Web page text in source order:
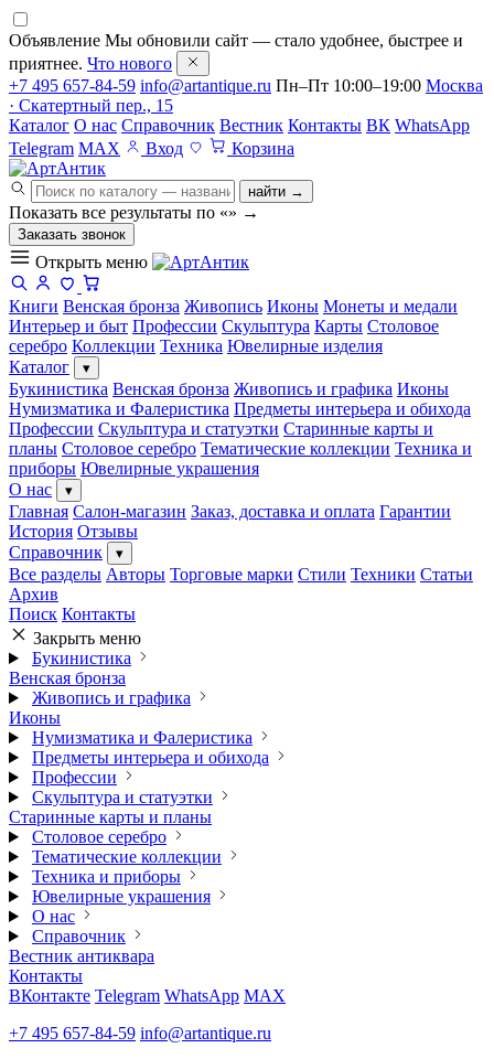
Объявление Мы обновили сайт — стало удобнее, быстрее и
приятнее. Что нового
+7 495 657-84-59 info@artantique.ru Пн–Пт 10:00–19:00 Москва
· Скатертный пер., 15
Каталог О нас Справочник Вестник Контакты ВК WhatsApp
Telegram MAX Вход Корзина
найти →
Показать все результаты по «» →
Заказать звонок
Открыть меню
Книги Венская бронза Живопись Иконы Монеты и медали
Интерьер и быт Профессии Скульптура Карты Столовое
серебро Коллекции Техника Ювелирные изделия
Каталог
▾
Букинистика Венская бронза Живопись и графика Иконы
Нумизматика и Фалеристика Предметы интерьера и обихода
Профессии Скульптура и статуэтки Старинные карты и
планы Столовое серебро Тематические коллекции Техника и
приборы Ювелирные украшения
О нас
▾
Главная Салон-магазин Заказ, доставка и оплата Гарантии
История Отзывы
Справочник
▾
Все разделы Авторы Торговые марки Стили Техники Статьи
Архив
Поиск Контакты
Закрыть меню
Букинистика
Венская бронза
Живопись и графика
Иконы
Нумизматика и Фалеристика
Предметы интерьера и обихода
Профессии
Скульптура и статуэтки
Старинные карты и планы
Столовое серебро
Тематические коллекции
Техника и приборы
Ювелирные украшения
О нас
Справочник
Вестник антиквара
Контакты
ВКонтакте Telegram WhatsApp MAX
+7 495 657-84-59 info@artantique.ru